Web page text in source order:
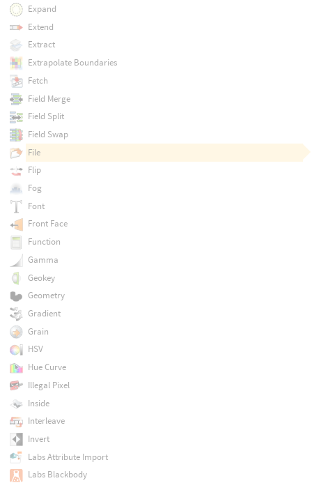
Expand
Extend
Extract
Extrapolate Boundaries
Fetch
Field Merge
Field Split
Field Swap
File
Flip
Fog
Font
Front Face
Function
Gamma
Geokey
Geometry
Gradient
Grain
HSV
Hue Curve
Illegal Pixel
Inside
Interleave
Invert
Labs Attribute Import
Labs Blackbody